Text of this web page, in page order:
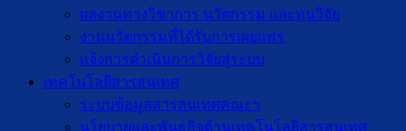
ผลงานทางวิชาการ นวัตกรรม และทุนวิจัย
งานนวัตกรรมที่ได้รับการเผยแพร่
แจ้งการดำเนินการวิจัยสู่ระบบ
เทคโนโลยีสารสนเทศ
ระบบข้อมูลสารสนเทศคณะฯ
นโยบายและพันธกิจด้านเทคโนโลยีสารสนเทศ